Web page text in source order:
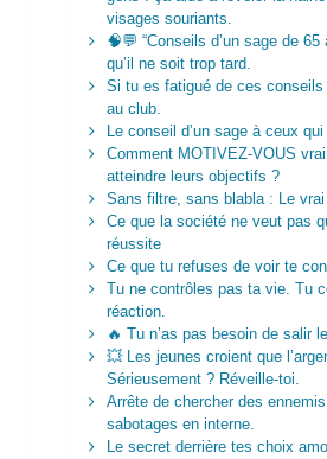
visages souriants.
🧠💬 “Conseils d’un sage de
qu’il ne soit trop tard.
Si tu es fatigué de ces
au club.
Le conseil d’un sage à ceux
Comment MOTIVEZ-VOUS
atteindre leurs objectifs ?
Sans filtre, sans blabla : Le
Ce que la société ne veut pas
réussite
Ce que tu refuses de voir te
Tu ne contrôles pas ta vie. Tu
réaction.
🔥 Tu n’as pas besoin de salir
💥 Les jeunes croient que
Sérieusement ? Réveille-toi.
Arrête de chercher des
sabotages en interne.
Le secret derrière tes choix